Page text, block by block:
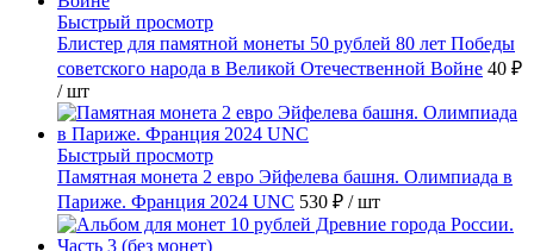
Быстрый просмотр
Блистер для памятной монеты 50 рублей 80 лет Победы
советского народа в Великой Отечественной Войне 40 ₽
/ шт
Быстрый просмотр
Памятная монета 2 евро Эйфелева башня. Олимпиада в
Париже. Франция 2024 UNC 530 ₽ / шт